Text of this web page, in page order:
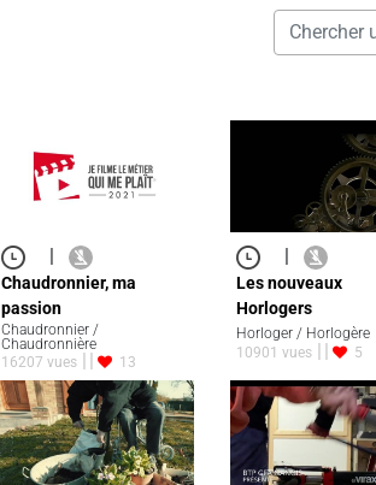
|
Chaudronnier, ma
passion
Chaudronnier /
Chaudronnière
16207 vues
13
|
Les nouveaux
Horlogers
Horloger / Horlogère
10901 vues
5